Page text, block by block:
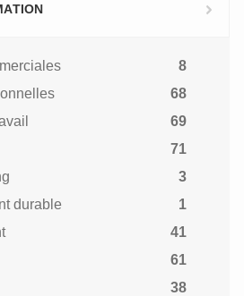
8
68
69
71
3
durable
1
41
61
38